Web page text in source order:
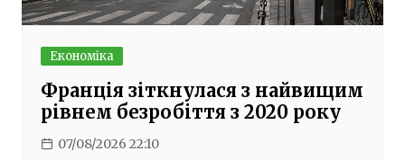
Економіка
Франція зіткнулася з найвищим
рівнем безробіття з 2020 року
07/08/2026 22:10